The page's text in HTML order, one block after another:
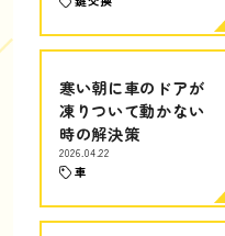
寒い朝に車のドアが
凍りついて動かない
時の解決策
2026.04.22
車